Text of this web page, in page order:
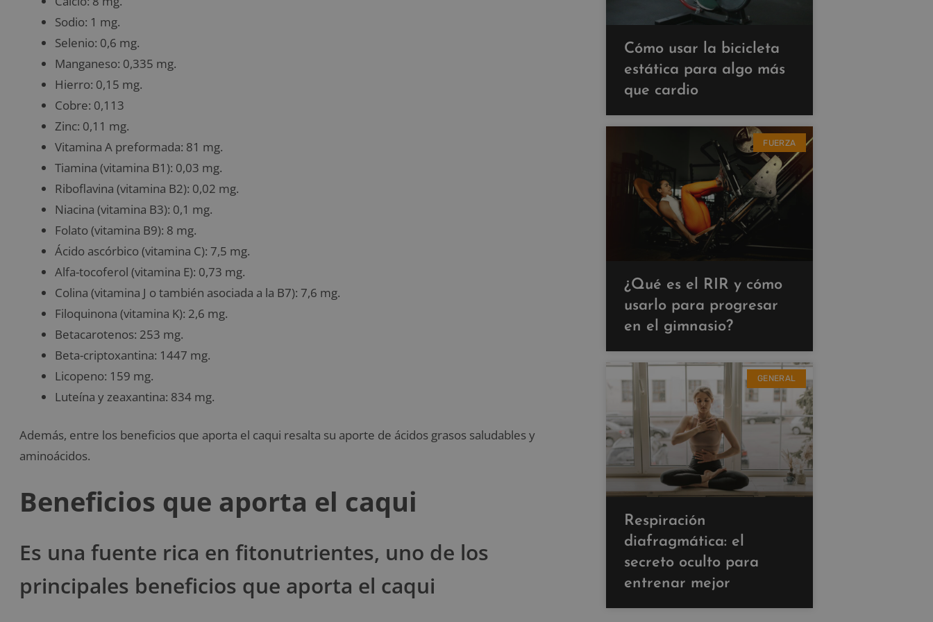
Sodio: 1 mg.
Selenio: 0,6 mg.
Manganeso: 0,335 mg.
Hierro: 0,15 mg.
Cobre: 0,113
Zinc: 0,11 mg.
Vitamina A preformada: 81 mg.
Tiamina (vitamina B1): 0,03 mg.
Riboflavina (vitamina B2): 0,02 mg.
Niacina (vitamina B3): 0,1 mg.
Folato (vitamina B9): 8 mg.
Ácido ascórbico (vitamina C): 7,5 mg.
Alfa-tocoferol (vitamina E): 0,73 mg.
Colina (vitamina J o también asociada a la B7): 7,6 mg.
Filoquinona (vitamina K): 2,6 mg.
Betacarotenos: 253 mg.
Beta-criptoxantina: 1447 mg.
Licopeno: 159 mg.
Luteína y zeaxantina: 834 mg.
Además, entre los beneficios que aporta el caqui resalta su aporte de ácidos grasos saludables y
aminoácidos.
Beneficios que aporta el caqui
Es una fuente rica en fitonutrientes, uno de los
principales beneficios que aporta el caqui
Cómo usar la bicicleta
estática para algo más
que cardio
FUERZA
¿Qué es el RIR y cómo
usarlo para progresar
en el gimnasio?
GENERAL
Respiración
diafragmática: el
secreto oculto para
entrenar mejor